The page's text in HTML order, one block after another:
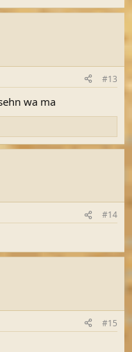
#13
wa ma
#14
#15